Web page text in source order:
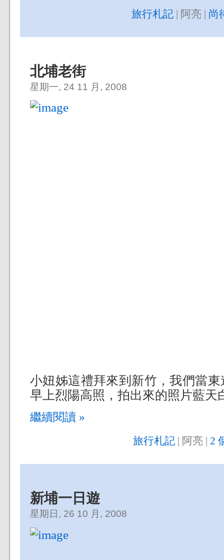
旅行札記 | 阿亮 | 尚
北埔老街
星期一, 24 11 月, 2008
小妞姊這禮拜來到新竹，我們當
早上烈陽高照，拍出來的照片藍天
繼續閱讀 »
旅行札記| 阿亮 | 2
新埔一日遊
星期日, 26 10 月, 2008